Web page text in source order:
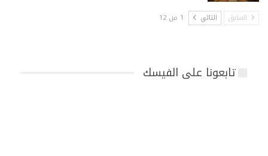
السابق التالي 1 من 12
تابعونا على الفيسك